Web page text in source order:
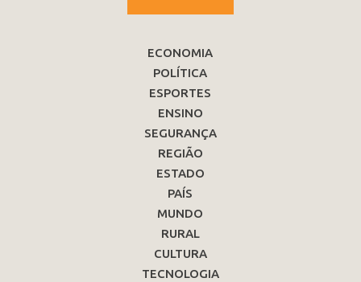
ECONOMIA
POLÍTICA
ESPORTES
ENSINO
SEGURANÇA
REGIÃO
ESTADO
PAÍS
MUNDO
RURAL
CULTURA
TECNOLOGIA